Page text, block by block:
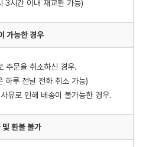
3시간 이내 재교환 가능)
가능한 경우
주문을 취소하신 경우.
하루 전날 전화 취소 가능)
유로 인해 배송이 불가능한 경우.
및 환불 불가